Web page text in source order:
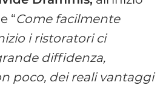
“Come facilmente
i ristoratori ci
diffidenza,
poco, dei reali vantaggi